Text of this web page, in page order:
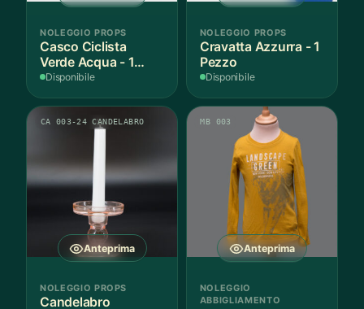
NOLEGGIO PROPS
Casco Ciclista
Verde Acqua - 1
Pezzo
Disponibile
NOLEGGIO PROPS
Cravatta Azzurra - 1
Pezzo
Disponibile
Anteprima
CA 003-24 CANDELABRO
NOLEGGIO PROPS
Candelabro
Anteprima
MB 003
NOLEGGIO
ABBIGLIAMENTO